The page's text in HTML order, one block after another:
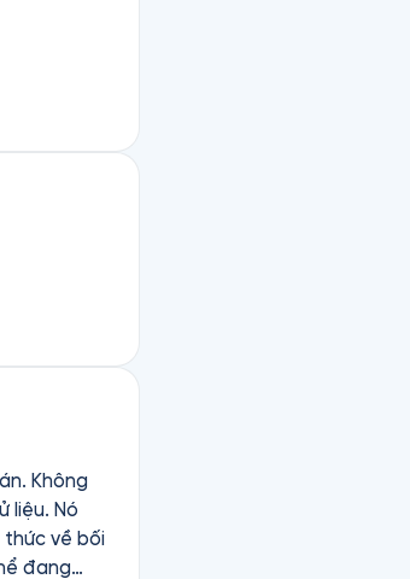
Không
thức về bối
đang